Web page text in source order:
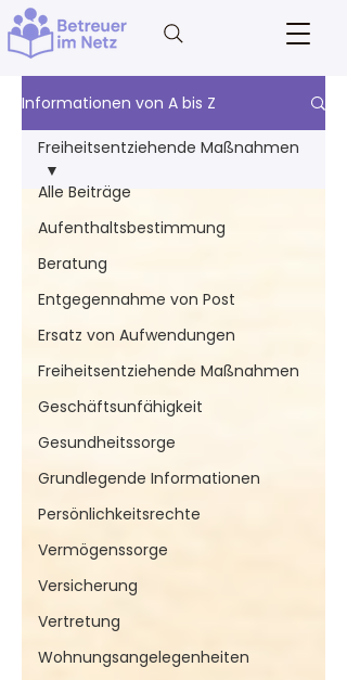
Informationen von A bis Z
Alle Beiträge
Aufenthaltsbestimmung
Beratung
Entgegennahme von Post
Ersatz von Aufwendungen
Freiheitsentziehende Maßnahmen
Geschäftsunfähigkeit
Gesundheitssorge
Grundlegende Informationen
Persönlichkeitsrechte
Vermögenssorge
Versicherung
Vertretung
Wohnungsangelegenheiten
Freiheitsentziehende Maßnahmen